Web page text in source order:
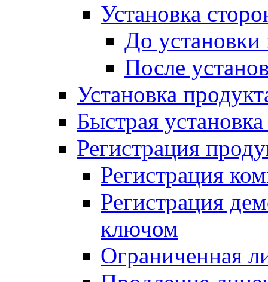
Установка
До установки
После
Установка
Быстрая
Регистрация
Регистрация
Регистрация
ключом
Ограниченная